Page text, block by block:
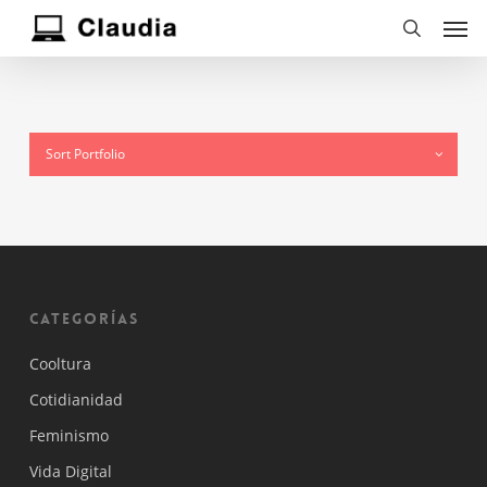
Sort Portfolio
Categorías
Cooltura
Cotidianidad
Feminismo
Vida Digital